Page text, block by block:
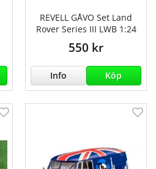
REVELL GÅVO Set Land
Rover Series III LWB 1:24
550 kr
Info Köp